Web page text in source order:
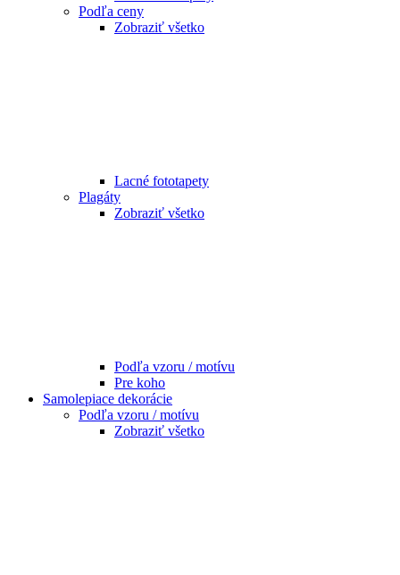
Podľa ceny
Zobraziť všetko
Lacné fototapety
Plagáty
Zobraziť všetko
Podľa vzoru / motívu
Pre koho
Samolepiace dekorácie
Podľa vzoru / motívu
Zobraziť všetko